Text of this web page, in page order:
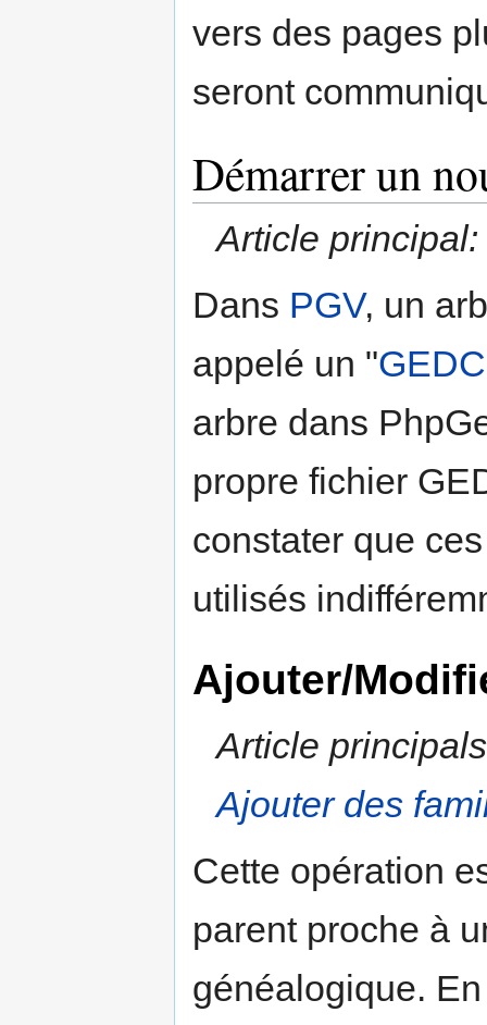
vers des pages
seront
Démarrer un
Article
Dans PGV, un
appelé un "
arbre dans
propre fichier
constater que
utilisés
Ajouter/
Article
Ajouter des
Cette opération
parent proche à
généalogique.